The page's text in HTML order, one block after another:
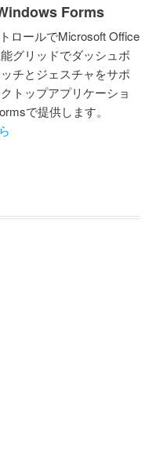
Forms
ロールでMicrosoft Office
グリッドでダッシュボ
チとジェスチャをサポ
トップアプリケーショ
で提供します。